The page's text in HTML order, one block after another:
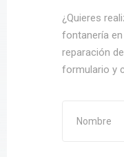
¿Quieres
fontanería en
reparación
formulario y